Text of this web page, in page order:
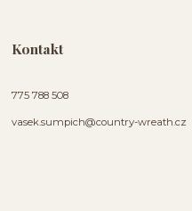
Kontakt
775 788 508
vasek.sumpich@country-wreath.cz